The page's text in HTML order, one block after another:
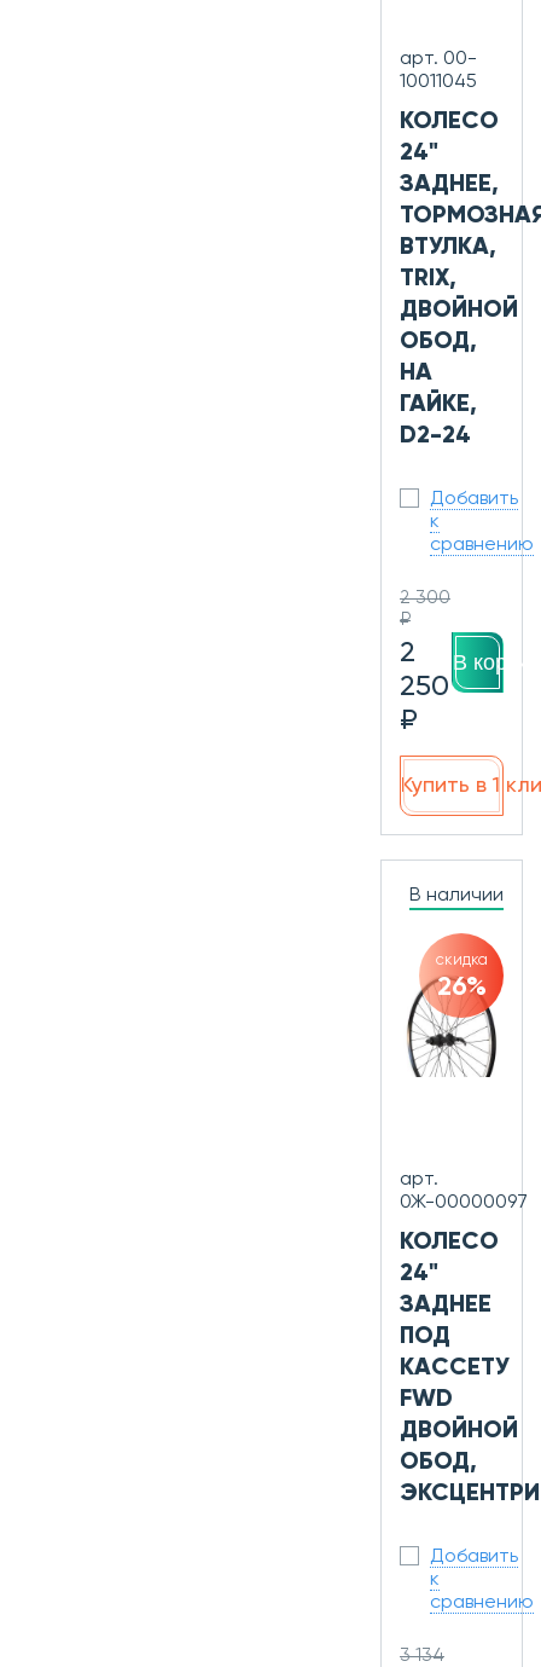
арт. 00-
10011045
КОЛЕСО
24"
ЗАДНЕЕ,
ВТУЛКА,
TRIX,
ДВОЙНОЙ
ОБОД,
НА
ГАЙКЕ,
D2-24
Добавить
к
сравнению
2 300
₽
2
250
₽
В
Купить в 1
В наличии
скидка
26%
арт.
0Ж-00000097
КОЛЕСО
24"
ЗАДНЕЕ
ПОД
КАССЕТУ
FWD
ДВОЙНОЙ
ОБОД,
Добавить
к
сравнению
3 134